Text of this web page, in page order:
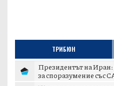
ТРИБЮН
Президентът на
за споразумение със